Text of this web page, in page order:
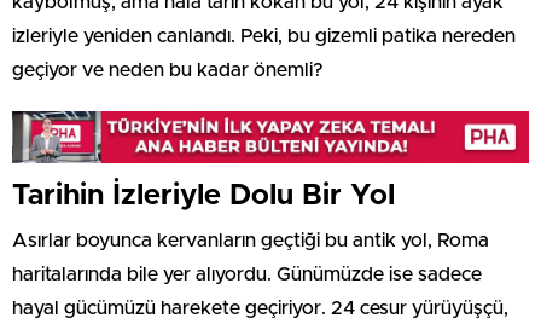
izleriyle yeniden canlandı. Peki, bu gizemli patika nereden
geçiyor ve neden bu kadar önemli?
Tarihin İzleriyle Dolu Bir Yol
Asırlar boyunca kervanların geçtiği bu antik yol, Roma
haritalarında bile yer alıyordu. Günümüzde ise sadece
hayal gücümüzü harekete geçiriyor. 24 cesur yürüyüşçü,